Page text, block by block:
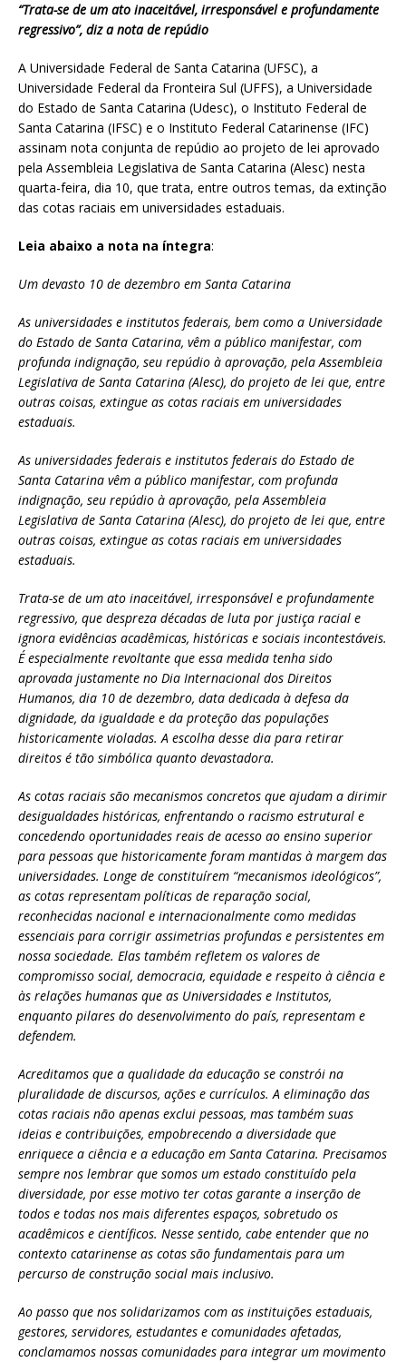
“Trata-se de um ato inaceitável, irresponsável e profundamente
regressivo”, diz a nota de repúdio
A Universidade Federal de Santa Catarina (UFSC), a
Universidade Federal da Fronteira Sul (UFFS), a Universidade
do Estado de Santa Catarina (Udesc), o Instituto Federal de
Santa Catarina (IFSC) e o Instituto Federal Catarinense (IFC)
assinam nota conjunta de repúdio ao projeto de lei aprovado
pela Assembleia Legislativa de Santa Catarina (Alesc) nesta
quarta-feira, dia 10, que trata, entre outros temas, da extinção
das cotas raciais em universidades estaduais.
Leia abaixo a nota na íntegra:
Um devasto 10 de dezembro em Santa Catarina
As universidades e institutos federais, bem como a Universidade
do Estado de Santa Catarina, vêm a público manifestar, com
profunda indignação, seu repúdio à aprovação, pela Assembleia
Legislativa de Santa Catarina (Alesc), do projeto de lei que, entre
outras coisas, extingue as cotas raciais em universidades
estaduais.
As universidades federais e institutos federais do Estado de
Santa Catarina vêm a público manifestar, com profunda
indignação, seu repúdio à aprovação, pela Assembleia
Legislativa de Santa Catarina (Alesc), do projeto de lei que, entre
outras coisas, extingue as cotas raciais em universidades
estaduais.
Trata-se de um ato inaceitável, irresponsável e profundamente
regressivo, que despreza décadas de luta por justiça racial e
ignora evidências acadêmicas, históricas e sociais incontestáveis.
É especialmente revoltante que essa medida tenha sido
aprovada justamente no Dia Internacional dos Direitos
Humanos, dia 10 de dezembro, data dedicada à defesa da
dignidade, da igualdade e da proteção das populações
historicamente violadas. A escolha desse dia para retirar
direitos é tão simbólica quanto devastadora.
As cotas raciais são mecanismos concretos que ajudam a dirimir
desigualdades históricas, enfrentando o racismo estrutural e
concedendo oportunidades reais de acesso ao ensino superior
para pessoas que historicamente foram mantidas à margem das
universidades. Longe de constituírem “mecanismos ideológicos”,
as cotas representam políticas de reparação social,
reconhecidas nacional e internacionalmente como medidas
essenciais para corrigir assimetrias profundas e persistentes em
nossa sociedade. Elas também refletem os valores de
compromisso social, democracia, equidade e respeito à ciência e
às relações humanas que as Universidades e Institutos,
enquanto pilares do desenvolvimento do país, representam e
defendem.
Acreditamos que a qualidade da educação se constrói na
pluralidade de discursos, ações e currículos. A eliminação das
cotas raciais não apenas exclui pessoas, mas também suas
ideias e contribuições, empobrecendo a diversidade que
enriquece a ciência e a educação em Santa Catarina. Precisamos
sempre nos lembrar que somos um estado constituído pela
diversidade, por esse motivo ter cotas garante a inserção de
todos e todas nos mais diferentes espaços, sobretudo os
acadêmicos e científicos. Nesse sentido, cabe entender que no
contexto catarinense as cotas são fundamentais para um
percurso de construção social mais inclusivo.
Ao passo que nos solidarizamos com as instituições estaduais,
gestores, servidores, estudantes e comunidades afetadas,
conclamamos nossas comunidades para integrar um movimento